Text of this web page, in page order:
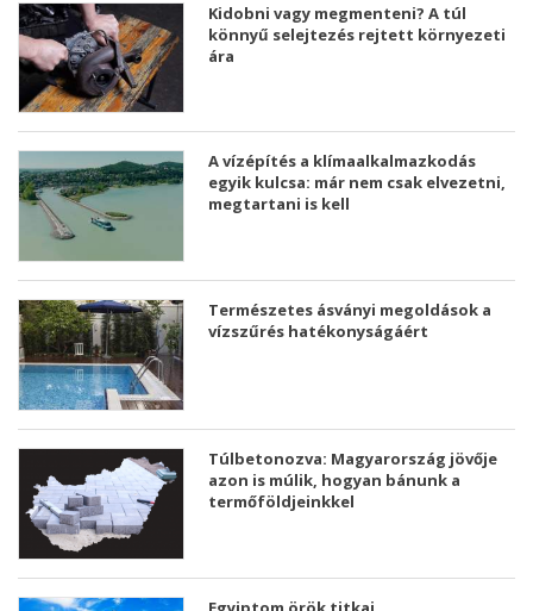
Kidobni vagy megmenteni? A túl
könnyű selejtezés rejtett környezeti
ára
A vízépítés a klímaalkalmazkodás
egyik kulcsa: már nem csak elvezetni,
megtartani is kell
Természetes ásványi megoldások a
vízszűrés hatékonyságáért
Túlbetonozva: Magyarország jövője
azon is múlik, hogyan bánunk a
termőföldjeinkkel